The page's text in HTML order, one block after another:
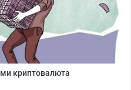
криптовалюта